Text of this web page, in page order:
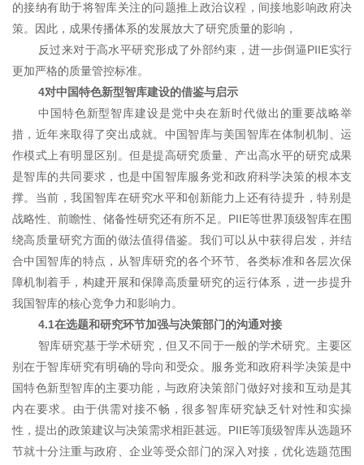
的接纳有助于将智库关注的问题推上政治议程，间接地影响政府决
策。因此，成果传播体系的发展放大了研究质量的影响，
反过来对于高水平研究形成了外部约束，进一步倒逼PIIE实行
更加严格的质量管控标准。
4对中国特色新型智库建设的借鉴与启示
中国特色新型智库建设是党中央在新时代做出的重要战略举
措，近年来取得了突出成就。中国智库与美国智库在体制机制、运
作模式上有明显区别。但是提高研究质量、产出高水平的研究成果
是智库的共同要求，也是中国智库服务党和政府科学决策的根本支
撑。当前，我国智库在研究水平和创新能力上还有待提升，特别是
战略性、前瞻性、储备性研究还有所不足。PIIE等世界顶级智库在围
绕高质量研究方面的做法值得借鉴。我们可以从中获得启发，并结
合中国智库的特点，从智库研究的各个环节、各类标准和各层次保
障机制着手，构建开展和保障高质量研究的运行体系，进一步提升
我国智库的核心竞争力和影响力。
4.1在选题和研究环节加强与决策部门的沟通对接
智库研究基于学术研究，但又不同于一般的学术研究。主要区
别在于智库研究有明确的导向和受众。服务党和政府科学决策是中
国特色新型智库的主要功能，与政府决策部门做好对接和互动是其
内在要求。由于供需对接不畅，很多智库研究缺乏针对性和实操
性，提出的政策建议与决策需求相距甚远。PIIE等顶级智库从选题环
节就十分注重与政府、企业等受众部门的深入对接，优化选题范围